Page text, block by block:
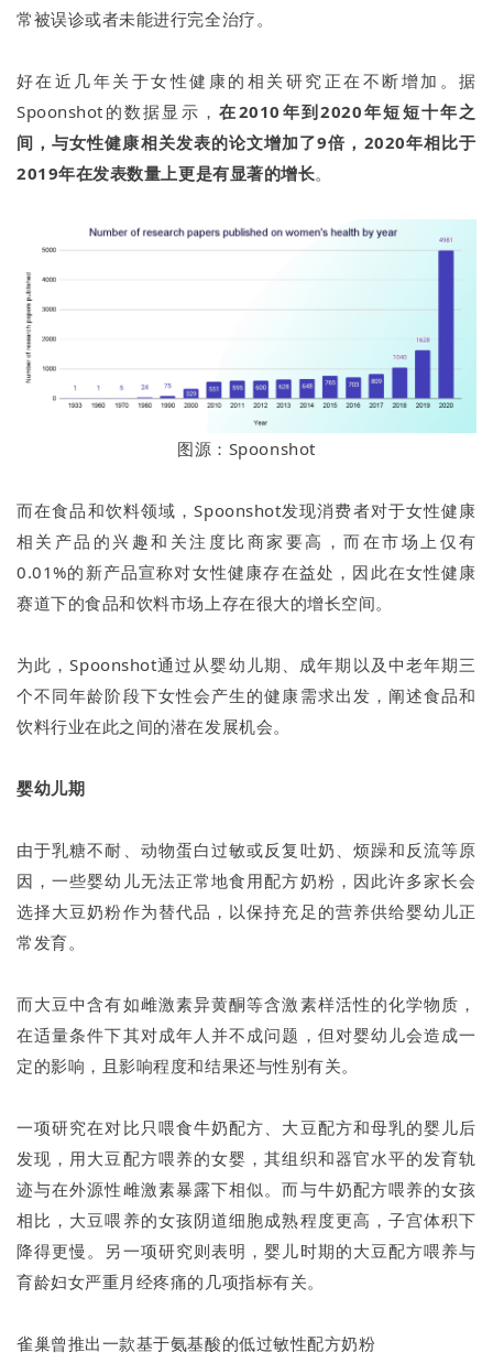
常被误诊或者未能进行完全治疗。
好在近几年关于女性健康的相关研究正在不断增加。据
Spoonshot的数据显示，在2010年到2020年短短十年之
间，与女性健康相关发表的论文增加了9倍，2020年相比于
2019年在发表数量上更是有显著的增长。
图源：Spoonshot
而在食品和饮料领域，Spoonshot发现消费者对于女性健康
相关产品的兴趣和关注度比商家要高，而在市场上仅有
0.01%的新产品宣称对女性健康存在益处，因此在女性健康
赛道下的食品和饮料市场上存在很大的增长空间。
为此，Spoonshot通过从婴幼儿期、成年期以及中老年期三
个不同年龄阶段下女性会产生的健康需求出发，阐述食品和
饮料行业在此之间的潜在发展机会。
婴幼儿期
由于乳糖不耐、动物蛋白过敏或反复吐奶、烦躁和反流等原
因，一些婴幼儿无法正常地食用配方奶粉，因此许多家长会
选择大豆奶粉作为替代品，以保持充足的营养供给婴幼儿正
常发育。
而大豆中含有如雌激素异黄酮等含激素样活性的化学物质，
在适量条件下其对成年人并不成问题，但对婴幼儿会造成一
定的影响，且影响程度和结果还与性别有关。
一项研究在对比只喂食牛奶配方、大豆配方和母乳的婴儿后
发现，用大豆配方喂养的女婴，其组织和器官水平的发育轨
迹与在外源性雌激素暴露下相似。而与牛奶配方喂养的女孩
相比，大豆喂养的女孩阴道细胞成熟程度更高，子宫体积下
降得更慢。另一项研究则表明，婴儿时期的大豆配方喂养与
育龄妇女严重月经疼痛的几项指标有关。
雀巢曾推出一款基于氨基酸的低过敏性配方奶粉